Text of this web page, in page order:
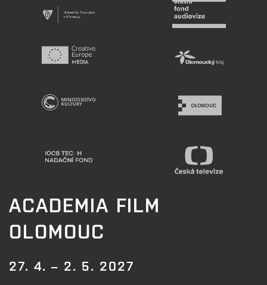
ACADEMIA FILM
OLOMOUC
27. 4. – 2. 5. 2027